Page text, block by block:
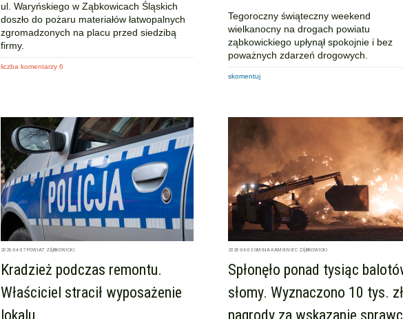
ul. Waryńskiego w Ząbkowicach Śląskich
doszło do pożaru materiałów łatwopalnych
zgromadzonych na placu przed siedzibą
firmy.
liczba komentarzy 6
Tegoroczny świąteczny weekend
wielkanocny na drogach powiatu
ząbkowickiego upłynął spokojnie i bez
poważnych zdarzeń drogowych.
skomentuj
2026-04-07 POWIAT ZĄBKOWICKI
Kradzież podczas remontu.
Właściciel stracił wyposażenie
lokalu
2026-04-03 GMINA KAMIENIEC ZĄBKOWICKI
Spłonęło ponad tysiąc
słomy. Wyznaczono 10 tys. zł
nagrody za wskazanie